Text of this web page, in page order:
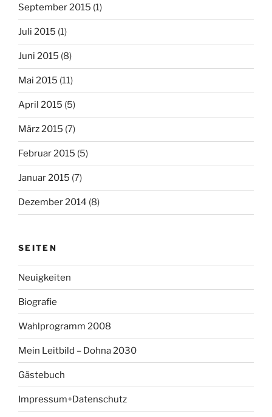
September 2015 (1)
Juli 2015 (1)
Juni 2015 (8)
Mai 2015 (11)
April 2015 (5)
März 2015 (7)
Februar 2015 (5)
Januar 2015 (7)
Dezember 2014 (8)
SEITEN
Neuigkeiten
Biografie
Wahlprogramm 2008
Mein Leitbild – Dohna 2030
Gästebuch
Impressum+Datenschutz